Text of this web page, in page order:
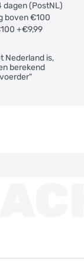
dagen (PostNL)
boven €100
+€9,99
Nederland is,
berekend